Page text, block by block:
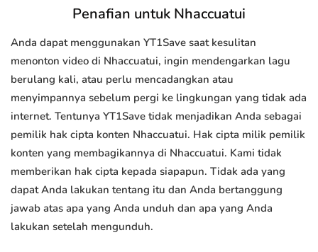
Penafian untuk Nhaccuatui
Anda dapat menggunakan YT1Save saat kesulitan
menonton video di Nhaccuatui, ingin mendengarkan lagu
berulang kali, atau perlu mencadangkan atau
menyimpannya sebelum pergi ke lingkungan yang tidak ada
internet. Tentunya YT1Save tidak menjadikan Anda sebagai
pemilik hak cipta konten Nhaccuatui. Hak cipta milik pemilik
konten yang membagikannya di Nhaccuatui. Kami tidak
memberikan hak cipta kepada siapapun. Tidak ada yang
dapat Anda lakukan tentang itu dan Anda bertanggung
jawab atas apa yang Anda unduh dan apa yang Anda
lakukan setelah mengunduh.